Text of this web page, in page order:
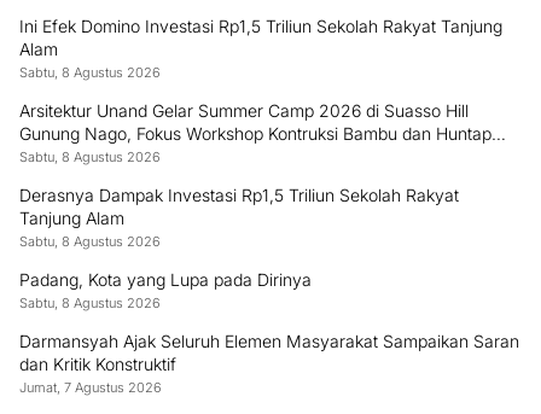
Ini Efek Domino Investasi Rp1,5 Triliun Sekolah Rakyat Tanjung
Alam
Sabtu, 8 Agustus 2026
Arsitektur Unand Gelar Summer Camp 2026 di Suasso Hill
Gunung Nago, Fokus Workshop Kontruksi Bambu dan Huntap
Kayu
Sabtu, 8 Agustus 2026
Derasnya Dampak Investasi Rp1,5 Triliun Sekolah Rakyat
Tanjung Alam
Sabtu, 8 Agustus 2026
Padang, Kota yang Lupa pada Dirinya
Sabtu, 8 Agustus 2026
Darmansyah Ajak Seluruh Elemen Masyarakat Sampaikan Saran
dan Kritik Konstruktif
Jumat, 7 Agustus 2026